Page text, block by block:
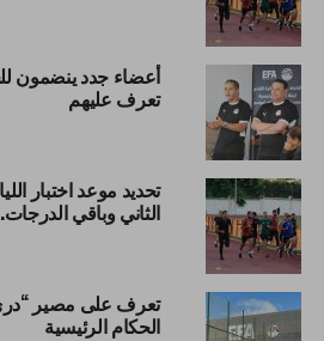
أعضاء جدد ينضمون
تعرف عليهم
تحديد موعد اختبار
الثاني وباقي
تعرف على مصير
الحكام الرئيسية